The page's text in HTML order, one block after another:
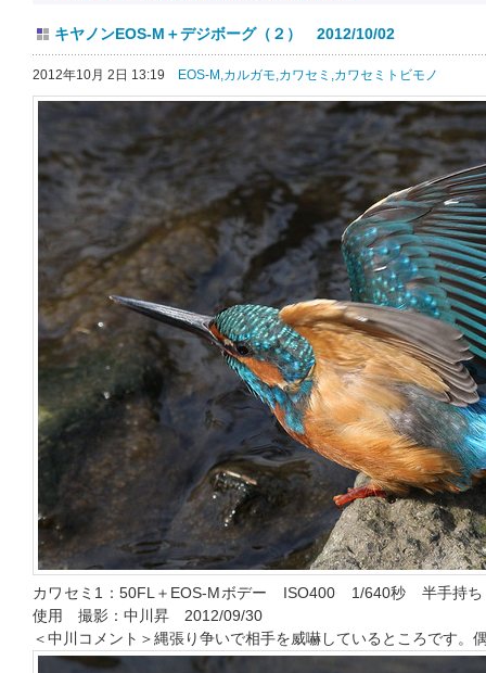
キヤノンEOS-M＋デジボーグ（２） 2012/10/02
2012年10月 2日 13:19 EOS-M,カルガモ,カワセミ,カワセミトビモノ
カワセミ1：50FL＋EOS-Mボデー ISO400 1/640秒 半手持
使用 撮影：中川昇 2012/09/30
＜中川コメント＞縄張り争いで相手を威嚇しているところです。